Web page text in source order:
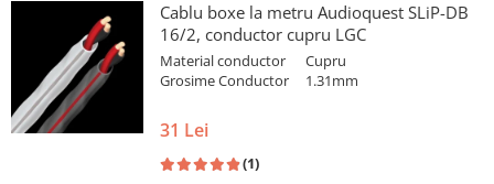
Cablu boxe la metru Audioquest SLiP-DB
16/2, conductor cupru LGC
Material conductor
Cupru
Grosime Conductor 1.31mm
31 Lei
(1)